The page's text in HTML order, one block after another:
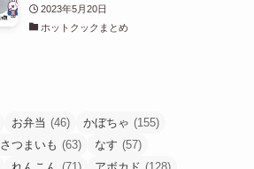
2023年5月20日
ホットクックまとめ
お弁当 (46) かぼちゃ (155)
さつまいも (63) なす (57)